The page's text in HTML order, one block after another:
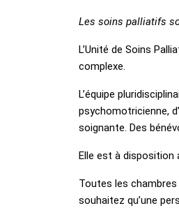
Les soins palliatifs
L’Unité de Soins
complexe.
L’équipe
psychomotricienne,
soignante. Des
Elle est à disposition
Toutes les
souhaitez qu’une